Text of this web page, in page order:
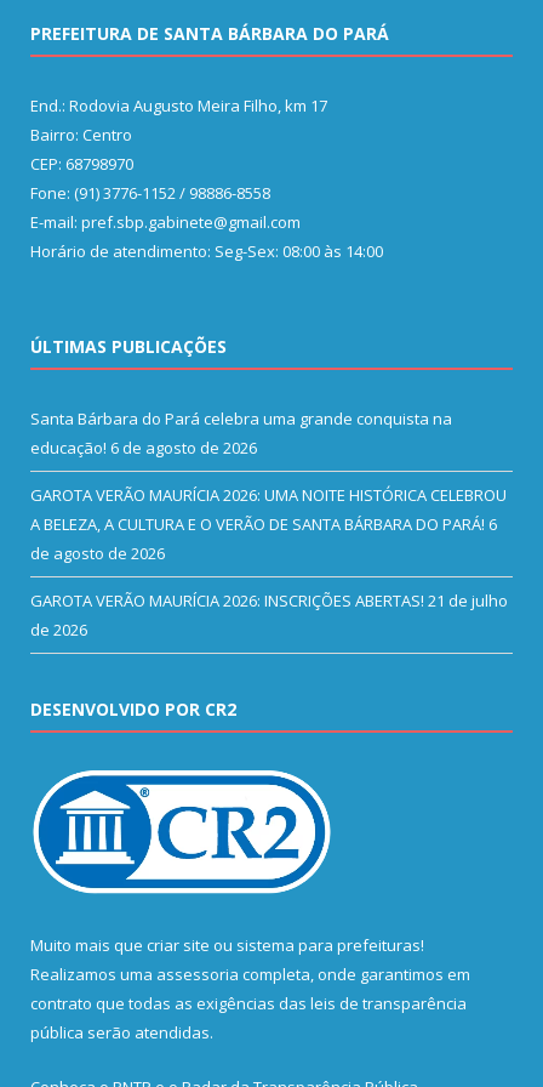
PREFEITURA DE SANTA BÁRBARA DO PARÁ
End.: Rodovia Augusto Meira Filho, km 17
Bairro: Centro
CEP: 68798970
Fone: (91) 3776-1152 / 98886-8558
E-mail: pref.sbp.gabinete@gmail.com
Horário de atendimento: Seg-Sex: 08:00 às 14:00
ÚLTIMAS PUBLICAÇÕES
Santa Bárbara do Pará celebra uma grande conquista na
educação! 6 de agosto de 2026
GAROTA VERÃO MAURÍCIA 2026: UMA NOITE HISTÓRICA CELEBROU
A BELEZA, A CULTURA E O VERÃO DE SANTA BÁRBARA DO PARÁ! 6
de agosto de 2026
GAROTA VERÃO MAURÍCIA 2026: INSCRIÇÕES ABERTAS! 21 de julho
de 2026
DESENVOLVIDO POR CR2
Muito mais que criar site ou sistema para prefeituras!
Realizamos uma assessoria completa, onde garantimos em
contrato que todas as exigências das leis de transparência
pública serão atendidas.